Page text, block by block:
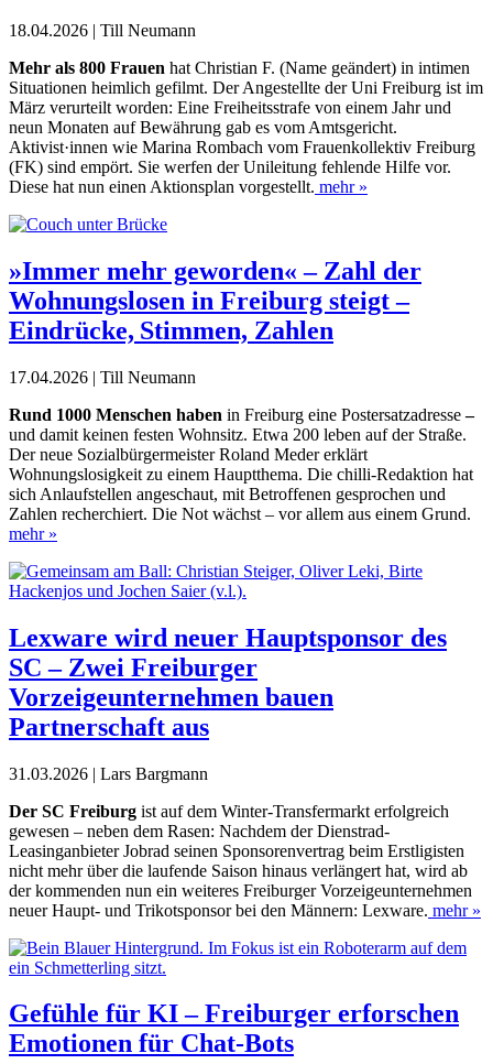
18.04.2026 | Till Neumann
Mehr als 800 Frauen hat Christian F. (Name geändert) in intimen
Situationen heimlich gefilmt. Der Angestellte der Uni Freiburg ist im
März verurteilt worden: Eine Freiheitsstrafe von einem Jahr und
neun Monaten auf Bewährung gab es vom Amtsgericht.
Aktivist·innen wie Marina Rombach vom Frauenkollektiv Freiburg
(FK) sind empört. Sie werfen der Unileitung fehlende Hilfe vor.
Diese hat nun einen Aktionsplan vorgestellt. mehr »
»Immer mehr geworden« – Zahl der
Wohnungslosen in Freiburg steigt –
Eindrücke, Stimmen, Zahlen
17.04.2026 | Till Neumann
Rund 1000 Menschen haben in Freiburg eine Postersatzadresse–
und damit keinen festen Wohnsitz. Etwa 200 leben auf der Straße.
Der neue Sozialbürgermeister Roland Meder erklärt
Wohnungslosigkeit zu einem Hauptthema. Die chilli-Redaktion hat
sich Anlaufstellen angeschaut, mit Betroffenen gesprochen und
Zahlen recherchiert. Die Not wächst – vor allem aus einem Grund.
mehr »
Lexware wird neuer Hauptsponsor des
SC – Zwei Freiburger
Vorzeigeunternehmen bauen
Partnerschaft aus
31.03.2026 | Lars Bargmann
Der SC Freiburg ist auf dem Winter-Transfermarkt erfolgreich
gewesen – neben dem Rasen: Nachdem der Dienstrad-
Leasinganbieter Jobrad seinen Sponsorenvertrag beim Erstligisten
nicht mehr über die laufende Saison hinaus verlängert hat, wird ab
der kommenden nun ein weiteres Freiburger Vorzeigeunternehmen
neuer Haupt- und Trikotsponsor bei den Männern: Lexware. mehr »
Gefühle für KI – Freiburger erforschen
Emotionen für Chat-Bots